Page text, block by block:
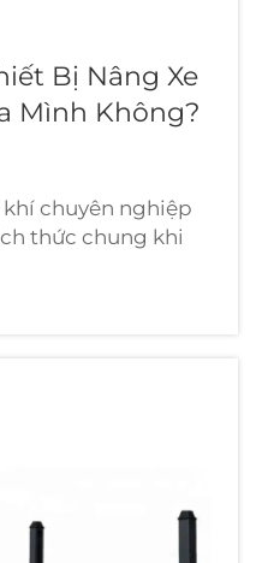
Bị Nâng Xe
Mình Không?
chuyên nghiệp
thức chung khi
xe một cách an
pháp truyền
nghiêng có những